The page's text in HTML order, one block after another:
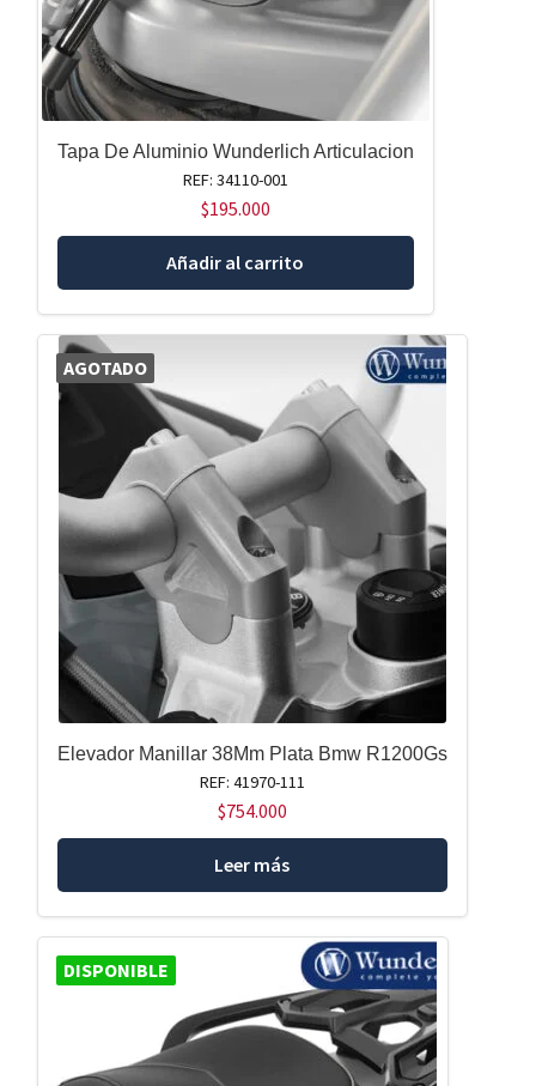
Tapa De Aluminio Wunderlich Articulacion
REF: 34110-001
$195.000
Añadir al carrito
AGOTADO
Elevador Manillar 38Mm Plata Bmw R1200Gs
REF: 41970-111
$754.000
Leer más
DISPONIBLE